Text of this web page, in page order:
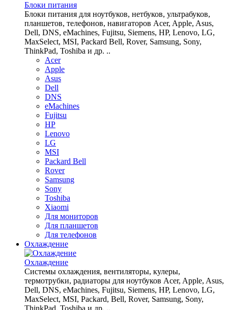
Блоки питания
Блоки питания для ноутбуков, нетбуков, ультрабуков,
планшетов, телефонов, навигаторов Acer, Apple, Asus,
Dell, DNS, eMachines, Fujitsu, Siemens, HP, Lenovo, LG,
MaxSelect, MSI, Packard Bell, Rover, Samsung, Sony,
ThinkPad, Toshiba и др. ..
Acer
Apple
Asus
Dell
DNS
eMachines
Fujitsu
HP
Lenovo
LG
MSI
Packard Bell
Rover
Samsung
Sony
Toshiba
Xiaomi
Для мониторов
Для планшетов
Для телефонов
Охлаждение
Охлаждение
Системы охлаждения, вентиляторы, кулеры,
термотрубки, радиаторы для ноутбуков Acer, Apple, Asus,
Dell, DNS, eMachines, Fujitsu, Siemens, HP, Lenovo, LG,
MaxSelect, MSI, Packard, Bell, Rover, Samsung, Sony,
ThinkPad, Toshiba и др. ..